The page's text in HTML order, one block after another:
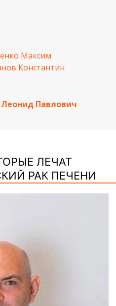
Максим
Константин
Павлович
ЛЕЧАТ
РАК ПЕЧЕНИ